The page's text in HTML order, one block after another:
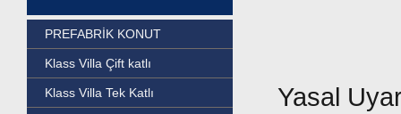
PREFABRİK KONUT
Klass Villa Çift katlı
Klass Villa Tek Katlı Yasal